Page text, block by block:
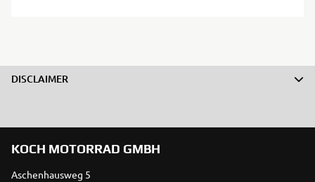
DISCLAIMER
KOCH MOTORRAD GMBH
Aschenhausweg 5